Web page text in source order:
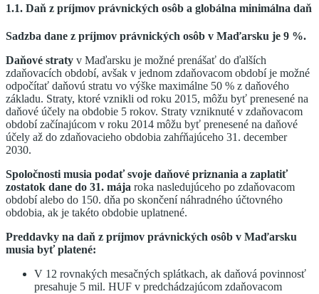
1.1. Daň z príjmov právnických osôb a globálna minimálna daň
Sadzba dane z príjmov právnických osôb v Maďarsku je 9 %.
Daňové straty v Maďarsku je možné prenášať do ďalších
zdaňovacích období, avšak v jednom zdaňovacom období je možné
odpočítať daňovú stratu vo výške maximálne 50 % z daňového
základu. Straty, ktoré vznikli od roku 2015, môžu byť prenesené na
daňové účely na obdobie 5 rokov. Straty vzniknuté v zdaňovacom
období začínajúcom v roku 2014 môžu byť prenesené na daňové
účely až do zdaňovacieho obdobia zahŕňajúceho 31. december
2030.
Spoločnosti musia podať svoje daňové priznania a zaplatiť
zostatok dane do 31. mája roka nasledujúceho po zdaňovacom
období alebo do 150. dňa po skončení náhradného účtovného
obdobia, ak je takéto obdobie uplatnené.
Preddavky na daň z príjmov právnických osôb v Maďarsku
musia byť platené:
V 12 rovnakých mesačných splátkach, ak daňová povinnosť
presahuje 5 mil. HUF v predchádzajúcom zdaňovacom